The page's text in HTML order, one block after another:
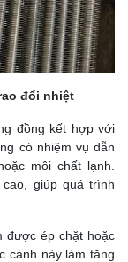
đổi nhiệt
đồng kết hợp với
có nhiệm vụ dẫn
môi chất lạnh.
giúp quá trình
được ép chặt hoặc
cánh này làm tăng